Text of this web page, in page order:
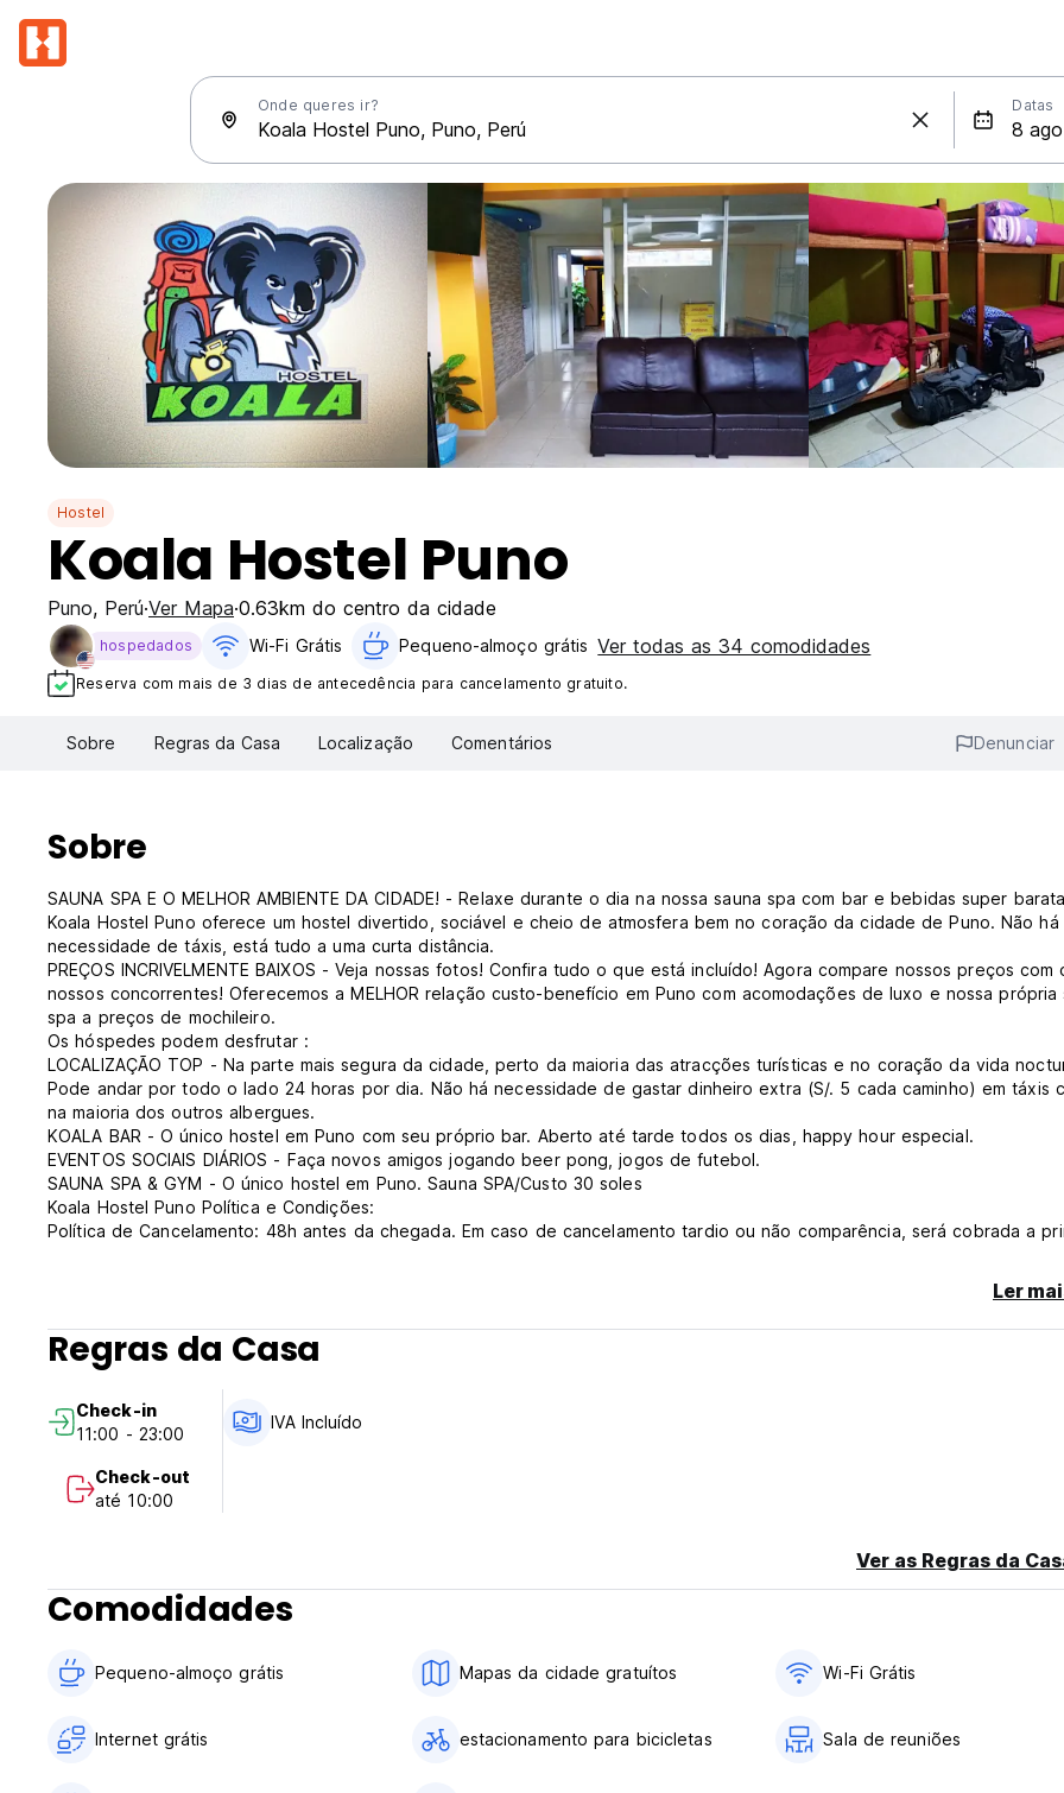
Onde queres ir? Datas
Hostel
Koala Hostel Puno
Puno, Perú Ver Mapa 0.63km do centro da cidade
hospedados Wi-Fi Grátis Pequeno-almoço grátis Ver todas as 34 comodidades
Reserva com mais de 3 dias de antecedência para cancelamento gratuito.
Sobre Regras da Casa Localização Comentários Denunciar
Sobre
SAUNA SPA E O MELHOR AMBIENTE DA CIDADE! - Relaxe durante o dia na nossa sauna spa com bar e bebidas super
Koala Hostel Puno oferece um hostel divertido, sociável e cheio de atmosfera bem no coração da cidade de Puno. Não há
necessidade de táxis, está tudo a uma curta distância.
PREÇOS INCRIVELMENTE BAIXOS - Veja nossas fotos! Confira tudo o que está incluído! Agora compare nossos preços com
nossos concorrentes! Oferecemos a MELHOR relação custo-benefício em Puno com acomodações de luxo e nossa própria
spa a preços de mochileiro.
Os hóspedes podem desfrutar :
LOCALIZAÇÃO TOP - Na parte mais segura da cidade, perto da maioria das atracções turísticas e no coração da vida
Pode andar por todo o lado 24 horas por dia. Não há necessidade de gastar dinheiro extra (S/. 5 cada caminho) em táxis
na maioria dos outros albergues.
KOALA BAR - O único hostel em Puno com seu próprio bar. Aberto até tarde todos os dias, happy hour especial.
EVENTOS SOCIAIS DIÁRIOS - Faça novos amigos jogando beer pong, jogos de futebol.
SAUNA SPA & GYM - O único hostel em Puno. Sauna SPA/Custo 30 soles
Koala Hostel Puno Política e Condições:
Política de Cancelamento: 48h antes da chegada. Em caso de cancelamento tardio ou não comparência, será cobrada a
Pagamento à chegada em dinheiro.
Impostos não incluídos (18% IGV)
O pequeno-almoço está incluído
Receção 24 horas.
Não há toque de recolher
Não há condições especiais. (Auto-translated from original language)
Ler
Regras da Casa
Check-in
11:00 - 23:00
Check-out
até 10:00
IVA Incluído
Ver as Regras da
Comodidades
Pequeno-almoço grátis Mapas da cidade gratuítos Wi-Fi Grátis
Internet grátis estacionamento para bicicletas Sala de reuniões